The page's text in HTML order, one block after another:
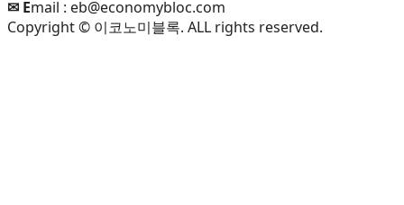
✉ Email : eb@economybloc.com
Copyright © 이코노미블록. ALL rights reserved.